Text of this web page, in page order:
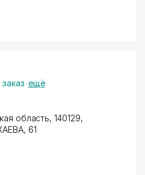
ещё
область, 140129,
, 61